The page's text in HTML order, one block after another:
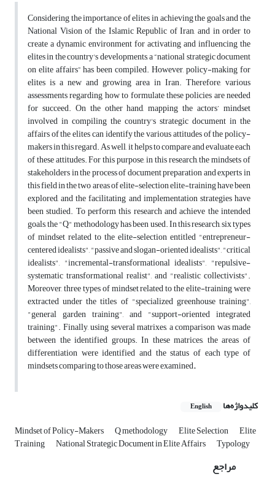
Considering the importance of elites in achieving the goals and the
National Vision of the Islamic Republic of Iran, and in order to
create a dynamic environment for activating and influencing the
elites in the country's developments, a “national strategic document
on elite affairs” has been compiled. However, policy-making for
elites is a new and growing area in Iran. Therefore, various
assessments regarding how to formulate these policies are needed
for succeed. On the other hand, mapping the actors’ mindset
involved in compiling the country's strategic document in the
affairs of the elites can identify the various attitudes of the policy-
makers in this regard. As well, it helps to compare and evaluate each
of these attitudes. For this purpose, in this research, the mindsets of
stakeholders in the process of document preparation and experts in
this field in the two areas of elite-selection elite-training have been
explored, and the facilitating and implementation strategies have
been studied. To perform this research and achieve the intended
goals, the "Q" methodology has been used. In this research, six types
of mindset related to the elite-selection entitled "entrepreneur-
centered idealists", "passive and slogan-oriented idealists", "critical
idealists", "incremental-transformational idealists", "repulsive-
systematic transformational realist", and "realistic collectivists".
Moreover, three types of mindset related to the elite-training were
extracted under the titles of "specialized greenhouse training",
"general garden training", and "support-oriented integrated
training". Finally, using several matrixes, a comparison was made
between the identified groups. In these matrices, the areas of
differentiation were identified and the status of each type of
mindsets comparing to those areas were examined.
کلیدواژه‌ها English
Mindset of Policy-Makers Q methodology Elite Selection Elite
Training National Strategic Document in Elite Affairs Typology
مراجع